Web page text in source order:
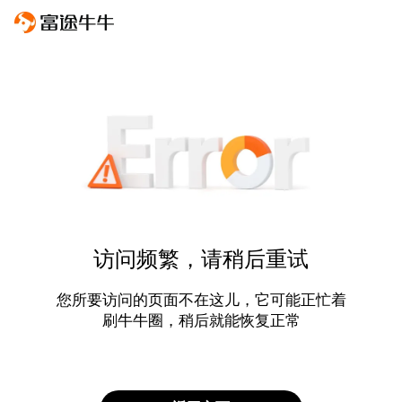
访问频繁，请稍后重试
您所要访问的页面不在这儿，它可能正忙着
刷牛牛圈，稍后就能恢复正常